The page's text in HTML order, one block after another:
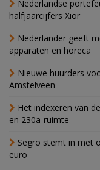
Nederlandse
halfjaarcijfers Xior
Nederlander geeft
apparaten en horeca
Nieuwe huurders
Amstelveen
Het indexeren van
en 230a-ruimte
Segro stemt in met
euro